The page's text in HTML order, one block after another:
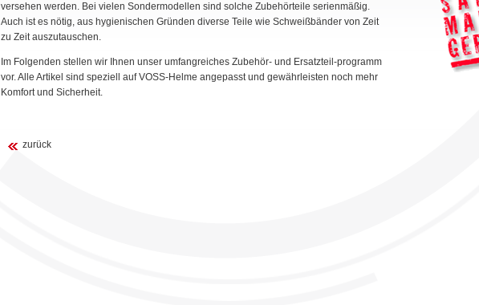
versehen werden. Bei vielen Sondermodellen sind solche Zubehörteile serienmäßig.
Auch ist es nötig, aus hygienischen Gründen diverse Teile wie Schweißbänder von Zeit
zu Zeit auszutauschen.
Im Folgenden stellen wir Ihnen unser umfangreiches Zubehör- und Ersatzteil-programm
vor. Alle Artikel sind speziell auf VOSS-Helme angepasst und gewährleisten noch mehr
Komfort und Sicherheit.
zurück